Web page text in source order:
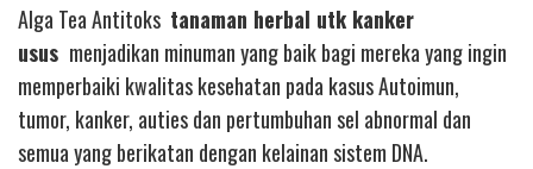
Alga Tea Antitoks tanaman herbal utk kanker
usus menjadikan minuman yang baik bagi mereka yang ingin
memperbaiki kwalitas kesehatan pada kasus Autoimun,
tumor, kanker, auties dan pertumbuhan sel abnormal dan
semua yang berikatan dengan kelainan sistem DNA.